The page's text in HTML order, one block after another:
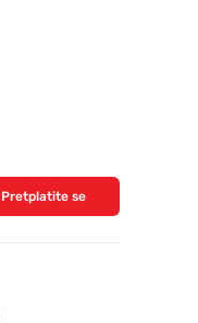
Pretplatite se